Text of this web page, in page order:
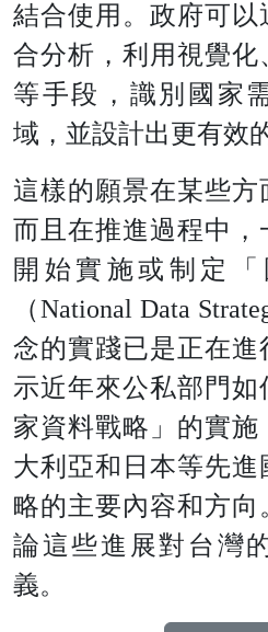
結合使用。政府可
合分析，利用視覺
等手段，識別國家
域，並設計出更有效
這樣的願景在某些方
而且在推進過程中
開始實施或制定「
（National Data
念的實踐已是正在進
示近年來公私部門如
家資料戰略」的實
大利亞和日本等先
略的主要內容和方
論這些進展對台灣
義。